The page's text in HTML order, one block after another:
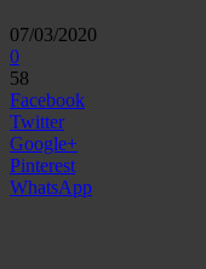
07/03/2020
0
58
Facebook
Twitter
Google+
Pinterest
WhatsApp